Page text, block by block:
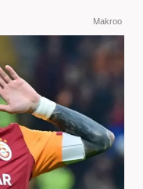
Makroo